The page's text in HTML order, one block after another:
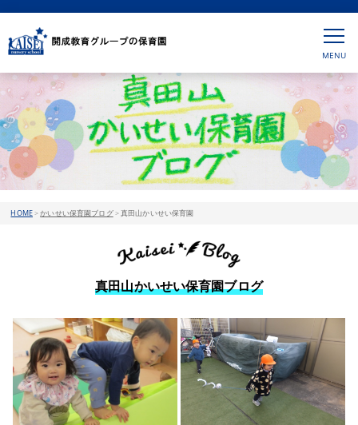
HOME>かいせい保育園ブログ>真田山かいせい保育園
真田山かいせい保育園ブログ